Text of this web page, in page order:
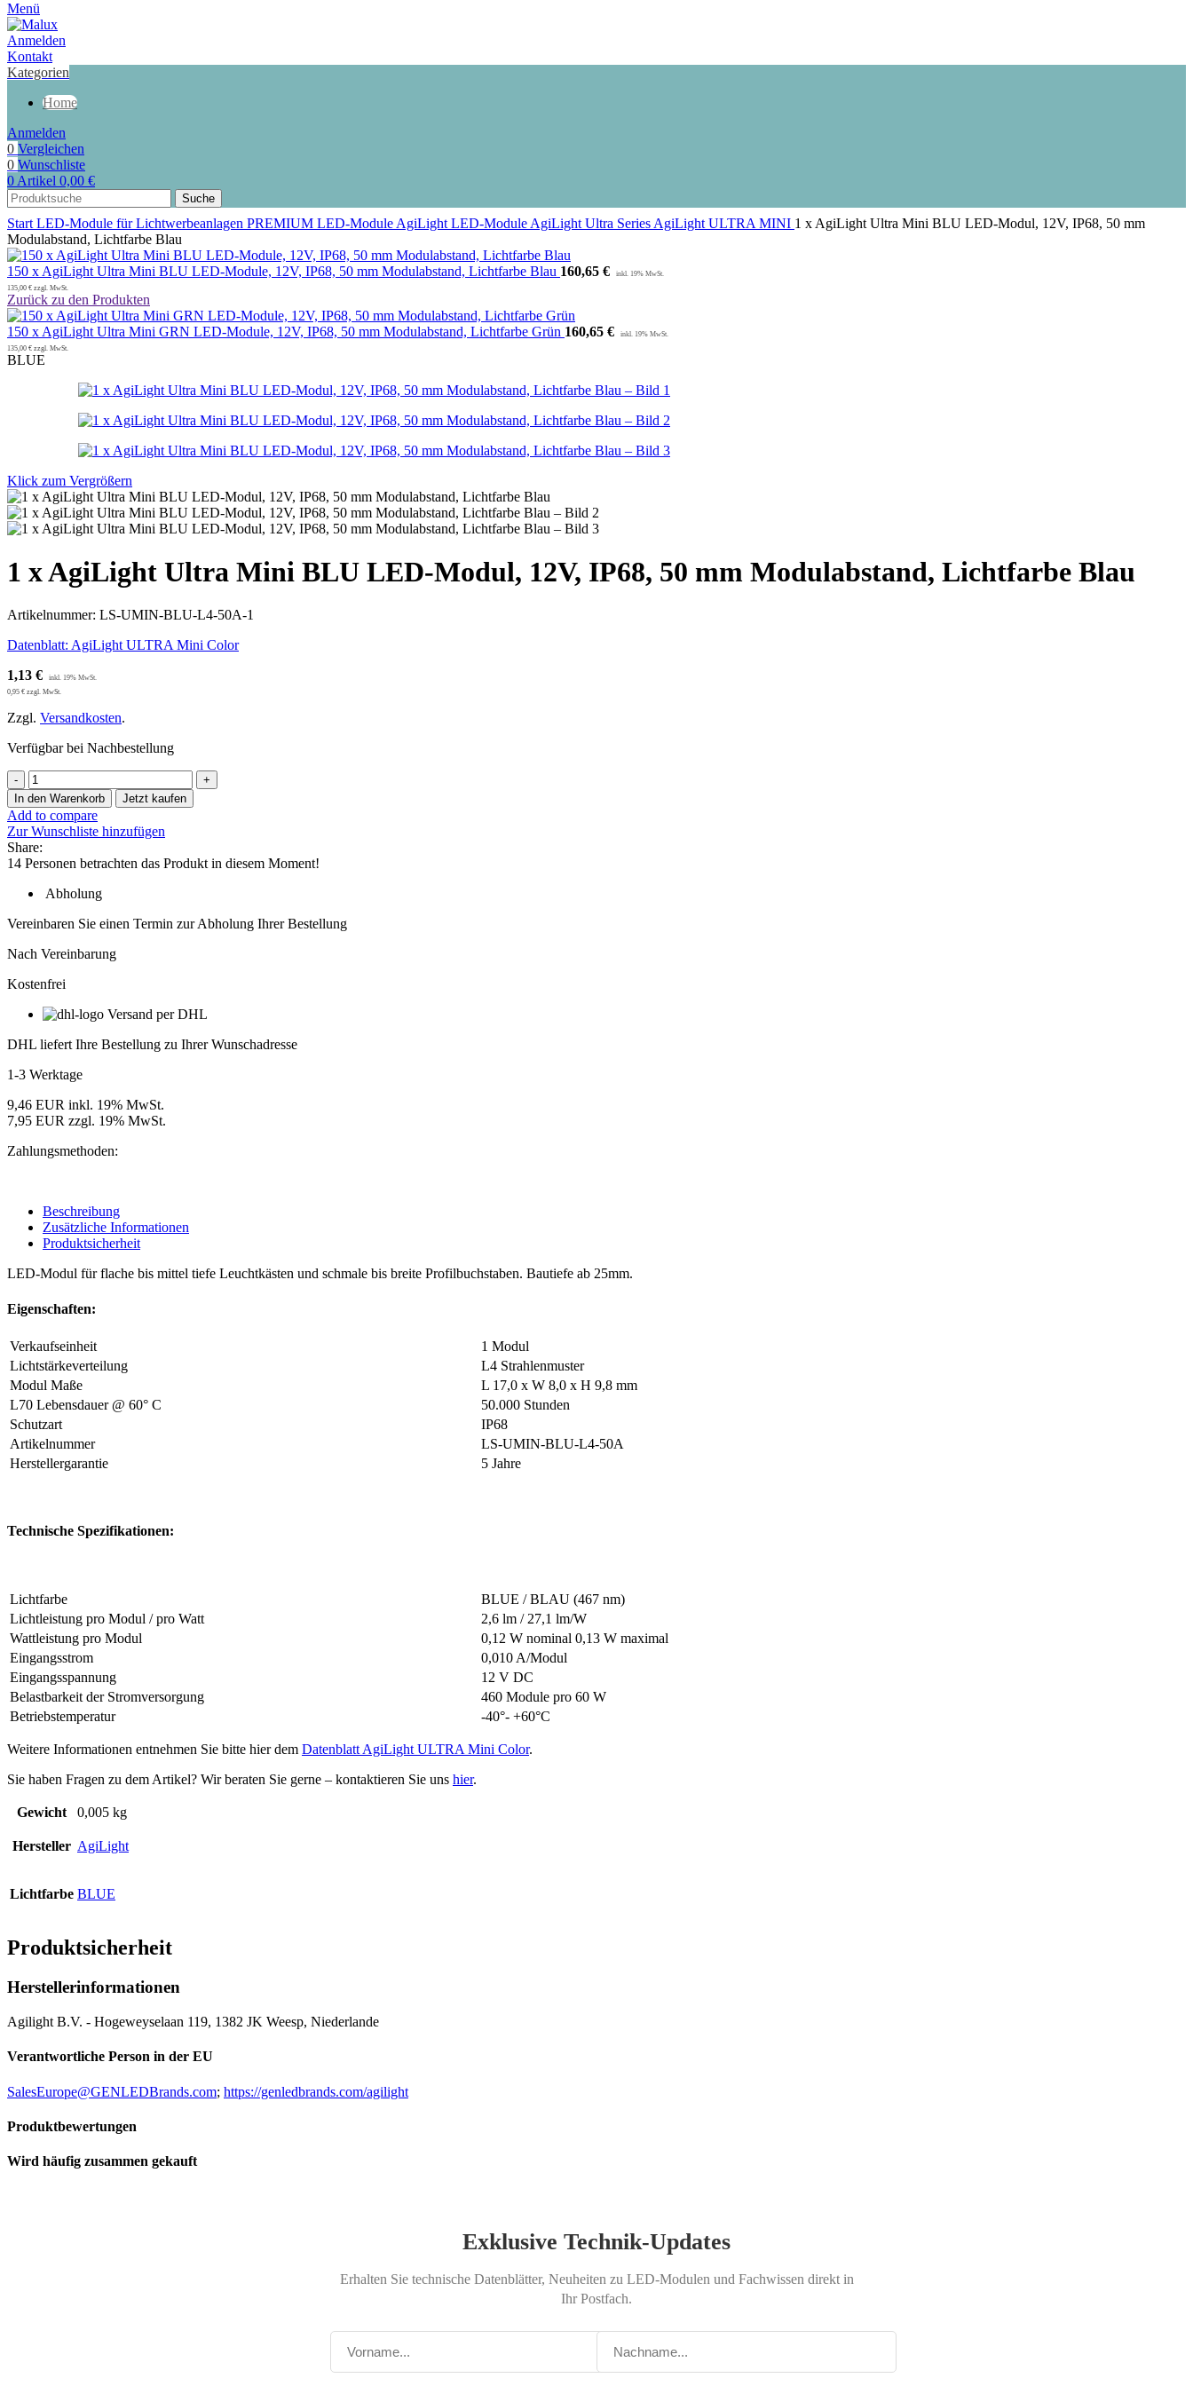
Menü
Anmelden
Kontakt
Kategorien
Home
Anmelden
0 Vergleichen
0 Wunschliste
0 Artikel 0,00 €
Suche
Start LED-Module für Lichtwerbeanlagen PREMIUM LED-Module AgiLight LED-Module AgiLight Ultra Series AgiLight ULTRA MINI 1 x AgiLight Ultra Mini BLU LED-Modul, 12V, IP68, 50 mm
Modulabstand, Lichtfarbe Blau
150 x AgiLight Ultra Mini BLU LED-Module, 12V, IP68, 50 mm Modulabstand, Lichtfarbe Blau 160,65 €
135,00 € zzgl. MwSt.
Zurück zu den Produkten
150 x AgiLight Ultra Mini GRN LED-Module, 12V, IP68, 50 mm Modulabstand, Lichtfarbe Grün 160,65 €
135,00 € zzgl. MwSt.
BLUE
Klick zum Vergrößern
1 x AgiLight Ultra Mini BLU LED-Modul, 12V, IP68, 50 mm Modulabstand, Lichtfarbe Blau
Artikelnummer: LS-UMIN-BLU-L4-50A-1
Datenblatt: AgiLight ULTRA Mini Color
1,13 €
0,95 € zzgl. MwSt.
Zzgl. Versandkosten.
Verfügbar bei Nachbestellung
1
x
AgiLight
Ultra
Mini
BLU
Modul,
IP68,
mm
Lichtfarbe
Menge
In den Warenkorb Jetzt kaufen
Add to compare
Zur Wunschliste hinzufügen
Share:
14 Personen betrachten das Produkt in diesem Moment!
Abholung
Vereinbaren Sie einen Termin zur Abholung Ihrer Bestellung
Nach Vereinbarung
Kostenfrei
Versand per DHL
DHL liefert Ihre Bestellung zu Ihrer Wunschadresse
1-3 Werktage
9,46 EUR inkl. 19% MwSt.
7,95 EUR zzgl. 19% MwSt.
Zahlungsmethoden:
Beschreibung
Zusätzliche Informationen
Produktsicherheit
LED-Modul für flache bis mittel tiefe Leuchtkästen und schmale bis breite Profilbuchstaben. Bautiefe ab 25mm.
Eigenschaften:
Verkaufseinheit
1 Modul
Lichtstärkeverteilung
L4 Strahlenmuster
Modul Maße
L 17,0 x W 8,0 x H 9,8 mm
L70 Lebensdauer @ 60° C
50.000 Stunden
Schutzart
IP68
Artikelnummer
LS-UMIN-BLU-L4-50A
Herstellergarantie
5 Jahre
Technische Spezifikationen:
Lichtfarbe
BLUE / BLAU (467 nm)
Lichtleistung pro Modul / pro Watt
2,6 lm / 27,1 lm/W
Wattleistung pro Modul
0,12 W nominal 0,13 W maximal
Eingangsstrom
0,010 A/Modul
Eingangsspannung
12 V DC
Belastbarkeit der Stromversorgung
460 Module pro 60 W
Betriebstemperatur
-40°- +60°C
Weitere Informationen entnehmen Sie bitte hier dem Datenblatt AgiLight ULTRA Mini Color.
Sie haben Fragen zu dem Artikel? Wir beraten Sie gerne – kontaktieren Sie uns hier.
Gewicht 0,005 kg
Hersteller AgiLight
Lichtfarbe BLUE
Produktsicherheit
Herstellerinformationen
Agilight B.V. - Hogeweyselaan 119, 1382 JK Weesp, Niederlande
Verantwortliche Person in der EU
SalesEurope@GENLEDBrands.com; https://genledbrands.com/agilight
Produktbewertungen
Wird häufig zusammen gekauft
Exklusive Technik-Updates
Erhalten Sie technische Datenblätter, Neuheiten zu LED-Modulen und Fachwissen direkt in
Ihr Postfach.